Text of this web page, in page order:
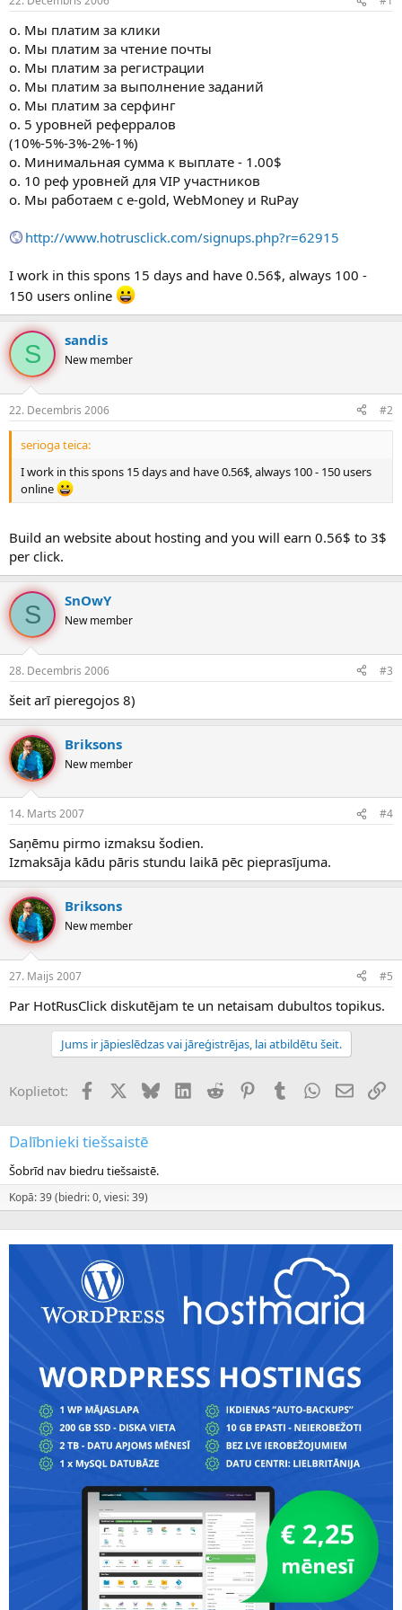
n
a
u
z
s
ā
c
ē
j
s
a
u
m
s
o. Мы платим за клики
o. Мы платим за чтение почты
o. Мы платим за регистрации
o. Мы платим за выполнение заданий
o. Мы платим за серфинг
o. 5 уровней реферралов
(10%-5%-3%-2%-1%)
o. Минимальная сумма к выплате - 1.00$
o. 10 реф уровней для VIP участников
o. Мы работаем с e-gold, WebMoney и RuPay
http://www.hotrusclick.com/signups.php?r=62915
I work in this spons 15 days and have 0.56$, always 100 -
150 users online
S sandis
New member
22. Decembris 2006 #2
serioga teica:
I work in this spons 15 days and have 0.56$, always 100 - 150 users
online
Build an website about hosting and you will earn 0.56$ to 3$
per click.
S SnOwY
New member
28. Decembris 2006 #3
šeit arī pieregojos 8)
Briksons
New member
14. Marts 2007 #4
Saņēmu pirmo izmaksu šodien.
Izmaksāja kādu pāris stundu laikā pēc pieprasījuma.
Briksons
New member
27. Maijs 2007 #5
Par HotRusClick diskutējam te un netaisam dubultos topikus.
Jums ir jāpieslēdzas vai jāreģistrējas, lai atbildētu šeit.
Koplietot: FacebookX (Twitter)
BlueskyLinkedInReddit PinterestTumblrWhatsApp
E-pasts
Dalībnieki tiešsaistē
Šobrīd nav biedru tiešsaistē.
Kopā: 39 (biedri: 0, viesi: 39)